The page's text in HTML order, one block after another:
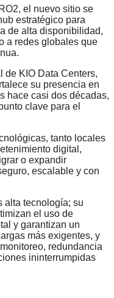
el nuevo sitio se
estratégico para
de alta disponibilidad,
a redes globales que
de KIO Data Centers,
su presencia en
hace casi dos décadas,
clave para el
tanto locales
digital,
o expandir
escalable y con
alta tecnología; su
el uso de
y garantizan un
más exigentes, y
redundancia
ininterrumpidas